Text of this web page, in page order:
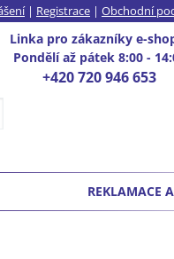
| Registrace | Obchodní
Linka pro zákazníky e-
Pondělí až pátek 8:00 -
+420 720 946 653
REKLAMACE